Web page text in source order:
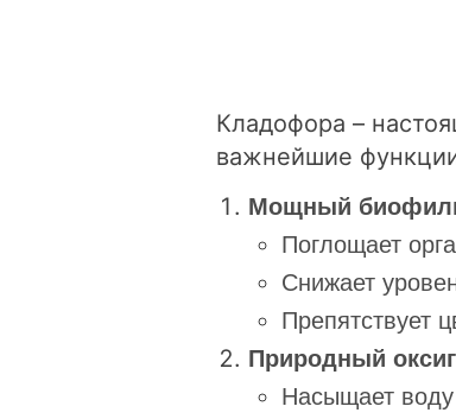
Кладофора –
важнейшие
Мощный
Поглощает
Снижает
Препятствует
Природный
Насыщает